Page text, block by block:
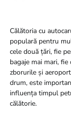
Călătoria cu
populară pentru
cele două țări, fie
bagaje mai mari,
zborurile și
drum, este
influența timpul
călătorie.